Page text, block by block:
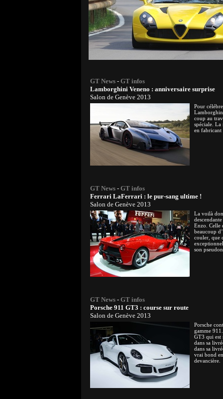
GT News - GT infos
Lamborghini Veneno : anniversaire surprise
Salon de Genève 2013
Pour
coup au
spéciale. La
en
GT News - GT infos
Ferrari LaFerrari : le pur-sang ultime !
Salon de Genève 2013
La voilà
Enzo. Celle
beaucoup
couler, que
son
GT News - GT infos
Porsche 911 GT3 : course sur route
Salon de Genève 2013
Porsche
gamme
GT3 qui est
dans sa
dans sa
vrai bond
devancière.